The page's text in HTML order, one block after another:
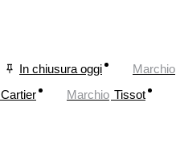
In chiusura oggi Marchio
Cartier Marchio Tissot